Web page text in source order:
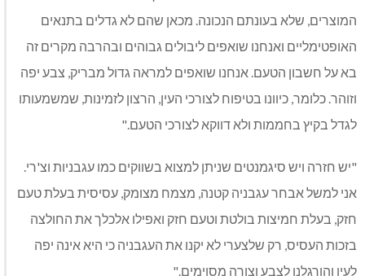
המוצרים, שלא בעונתם הנכונה. מכאן שהם לא גדלים בתנאים
האופטימליים ואנחנו שואפים ליבולים גבוהים ובהרבה מקרים זה
בא על חשבון הטעם. אנחנו שואפים למראה גדול מבריק, צבע יפה
וזוהר. כלומר, כיוונו בטיפוח לצורכי העין, הרצון לזמינות, שמשמעותו
לגדל בקיץ בחממות ולא דווקא לצורכי הטעם."
"יש חזרה ויש סיגמנטים שניתן למצוא בשווקים כמו עגבניות וצ'רי.
אני למשל אבחר עגבניה קטנה, מצמח מצומק, עסיסית בעלת טעם
חזק, בעלת חמיצות בולטת וטעם חזק ואפילו אלכלך את החולצה
בזכות העסיס, רק שלצערי לא יקנו את העגבניה כי היא אינה יפה
לעין והורגלנו לצבע וצורה מסוימים."